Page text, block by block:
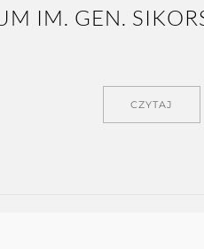
CZYTAJ